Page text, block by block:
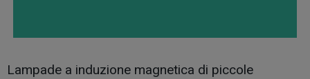
Lampade a induzione magnetica di piccole